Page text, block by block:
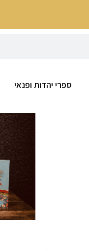
ספרי יהדות ופנאי